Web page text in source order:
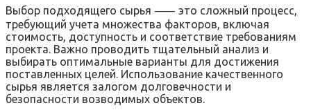
Выбор подходящего сырья ⸺ это сложный процесс,
требующий учета множества факторов, включая
стоимость, доступность и соответствие требованиям
проекта. Важно проводить тщательный анализ и
выбирать оптимальные варианты для достижения
поставленных целей. Использование качественного
сырья является залогом долговечности и
безопасности возводимых объектов.